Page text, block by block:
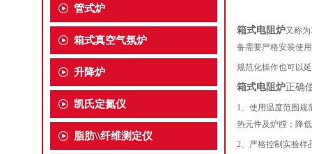
管式炉
箱式真空气氛炉
升降炉
凯氏定氮仪
脂肪\\纤维测定仪
箱式电阻炉又称
备需要严格安装使
规范化操作也可以
箱式电阻炉正确
1、使用温度范围规
热元件及炉膛；降
2、严格控制实验样